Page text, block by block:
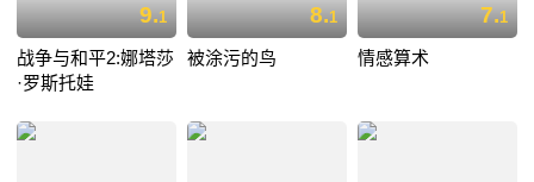
9.1
战争与和平2:娜塔莎
·罗斯托娃
8.1
被涂污的鸟
7.1
情感算术